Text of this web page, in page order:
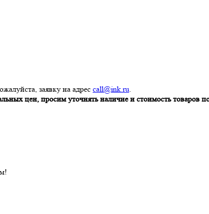
заявку на адрес call@ink.ru.
цен, просим уточнять наличие и стоимость товаров